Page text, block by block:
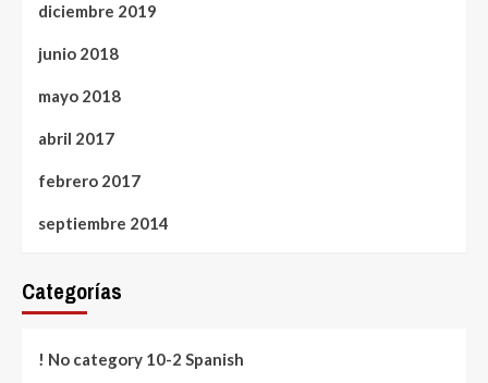
diciembre 2019
junio 2018
mayo 2018
abril 2017
febrero 2017
septiembre 2014
Categorías
! No category 10-2 Spanish